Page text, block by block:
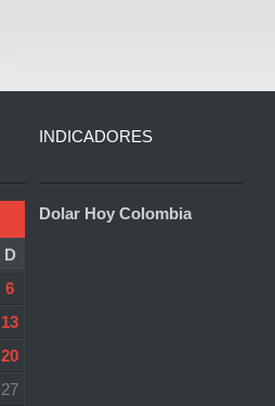
D
6
13
20
27
INDICADORES
Dolar Hoy Colombia